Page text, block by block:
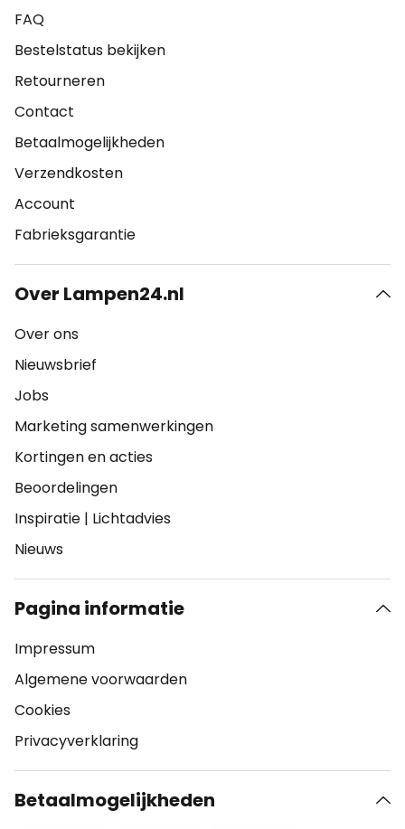
FAQ
Bestelstatus bekijken
Retourneren
Contact
Betaalmogelijkheden
Verzendkosten
Account
Fabrieksgarantie
Over Lampen24.nl
Over ons
Nieuwsbrief
Jobs
Marketing samenwerkingen
Kortingen en acties
Beoordelingen
Inspiratie | Lichtadvies
Nieuws
Pagina informatie
Impressum
Algemene voorwaarden
Cookies
Privacyverklaring
Betaalmogelijkheden